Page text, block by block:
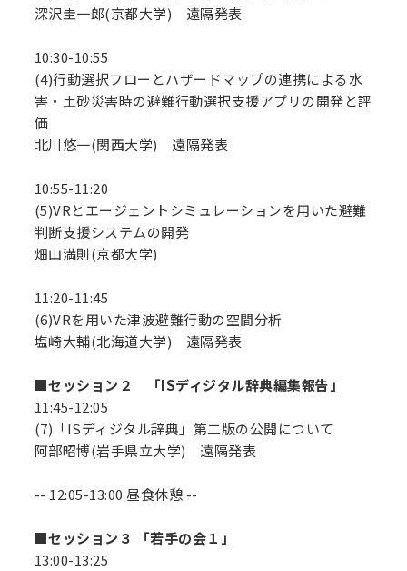
深沢圭一郎(京都大学) 遠隔発表
10:30-10:55
(4)行動選択フローとハザードマップの連携による水
害・土砂災害時の避難行動選択支援アプリの開発と評
価
北川悠一(関西大学) 遠隔発表
10:55-11:20
(5)VRとエージェントシミュレーションを用いた避難
判断支援システムの開発
畑山満則(京都大学)
11:20-11:45
(6)VRを用いた津波避難行動の空間分析
塩崎大輔(北海道大学) 遠隔発表
■セッション２ 「ISディジタル辞典編集報告」
11:45-12:05
(7)「ISディジタル辞典」第二版の公開について
阿部昭博(岩手県立大学) 遠隔発表
-- 12:05-13:00 昼食休憩 --
■セッション３ 「若手の会１」
13:00-13:25